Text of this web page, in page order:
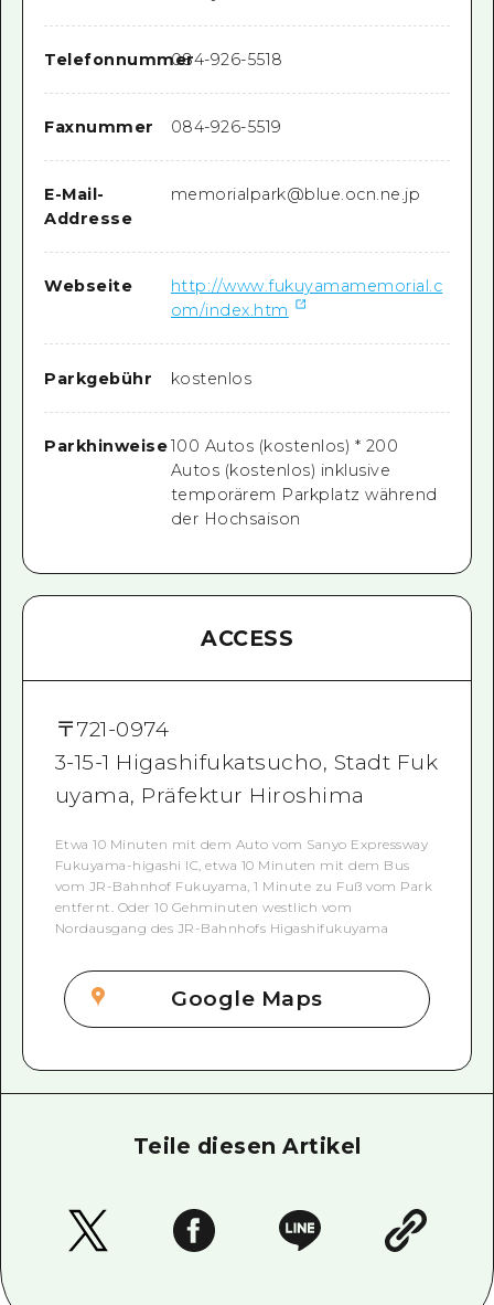
Telefonnummer084-926-5518
Faxnummer 084-926-5519
E-Mail-
Addresse
memorialpark@blue.ocn.ne.jp
Webseite
http://www.fukuyamamemorial.c
om/index.htm
Parkgebühr kostenlos
Parkhinweise100 Autos (kostenlos) * 200
Autos (kostenlos) inklusive
temporärem Parkplatz während
der Hochsaison
ACCESS
〒721-0974
3-15-1 Higashifukatsucho, Stadt Fuk
uyama, Präfektur Hiroshima
Etwa 10 Minuten mit dem Auto vom Sanyo Expressway
Fukuyama-higashi IC, etwa 10 Minuten mit dem Bus
vom JR-Bahnhof Fukuyama, 1 Minute zu Fuß vom Park
entfernt. Oder 10 Gehminuten westlich vom
Nordausgang des JR-Bahnhofs Higashifukuyama
Google Maps
Teile diesen Artikel